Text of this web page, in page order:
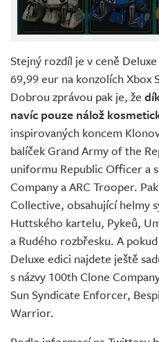
Stejný rozdíl je v ceně
69,99 eur na konzolích Xbox
Dobrou zprávou pak je, že
navíc pouze nálož
inspirovaných koncem
balíček Grand Army of the
uniformu Republic Officer a
Company a ARC Trooper.
Collective, obsahující helmy
Huttského kartelu, Pykeů,
a Rudého rozbřesku. A
Deluxe edici najdete ještě
s názvy 100th Clone
Sun Syndicate Enforcer,
Warrior.